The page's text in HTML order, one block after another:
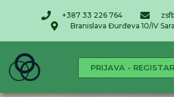
+387 33 226 764
Branislava Đurđeva 10/IV
PRIJAVA - REGISTAR